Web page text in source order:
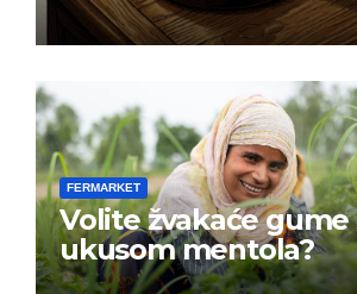
FERMARKET
Volite žvakaće gume
ukusom mentola?